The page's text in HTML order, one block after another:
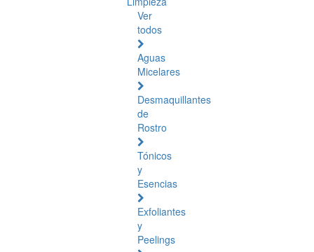
Ver
todos
Aguas
Micelares
Desmaquillantes
de
Rostro
Tónicos
y
Esencias
Exfoliantes
y
Peelings